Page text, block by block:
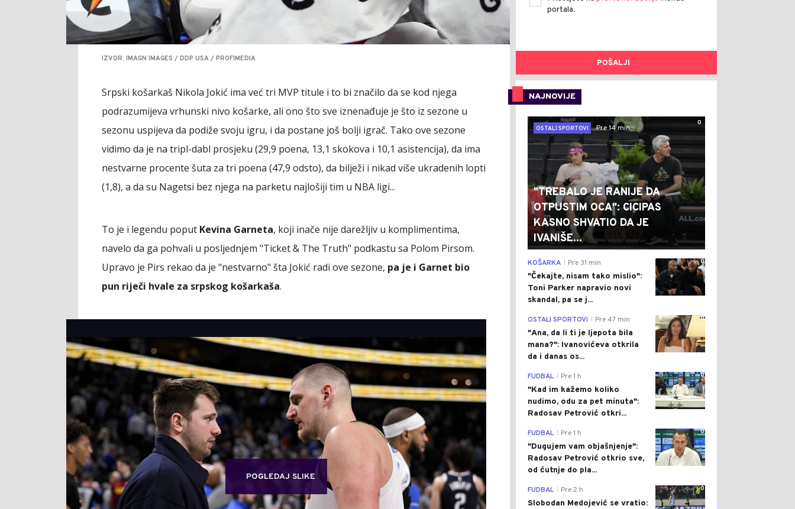
IZVOR: IMAGN IMAGES / DDP USA / PROFIMEDIA
Srpski košarkaš Nikola Jokić ima već tri MVP titule i to bi značilo da se kod njega
podrazumijeva vrhunski nivo košarke, ali ono što sve iznenađuje je što iz sezone u
sezonu uspijeva da podiže svoju igru, i da postane još bolji igrač. Tako ove sezone
vidimo da je na tripl-dabl prosjeku (29,9 poena, 13,1 skokova i 10,1 asistencija), da ima
nestvarne procente šuta za tri poena (47,9 odsto), da bilježi i nikad više ukradenih lopti
(1,8), a da su Nagetsi bez njega na parketu najlošiji tim u NBA ligi...
To je i legendu poput Kevina Garneta, koji inače nije darežljiv u komplimentima,
navelo da ga pohvali u posljednjem "Ticket & The Truth" podkastu sa Polom Pirsom.
Upravo je Pirs rekao da je "nestvarno" šta Jokić radi ove sezone, pa je i Garnet bio
pun riječi hvale za srpskog košarkaša.
POGLEDAJ SLIKE
portala.
POŠALJI
NAJNOVIJE
0
OSTALI SPORTOVI
Pre 14 min
"TREBALO JE RANIJE DA
OTPUSTIM OCA": CICIPAS
KASNO SHVATIO DA JE
IVANIŠE...
0
KOŠARKA Pre 31 min
"Čekajte, nisam tako mislio":
Toni Parker napravio novi
skandal, pa se j...
0
OSTALI SPORTOVI Pre 47 min
"Ana, da li ti je ljepota bila
mana?": Ivanovićeva otkrila
da i danas os...
0
FUDBAL Pre 1 h
"Kad im kažemo koliko
nudimo, odu za pet minuta":
Radosav Petrović otkri...
0
FUDBAL Pre 1 h
"Dugujem vam objašnjenje":
Radosav Petrović otkrio sve,
od ćutnje do pla...
0
FUDBAL Pre 2 h
Slobodan Medojević se vratio: